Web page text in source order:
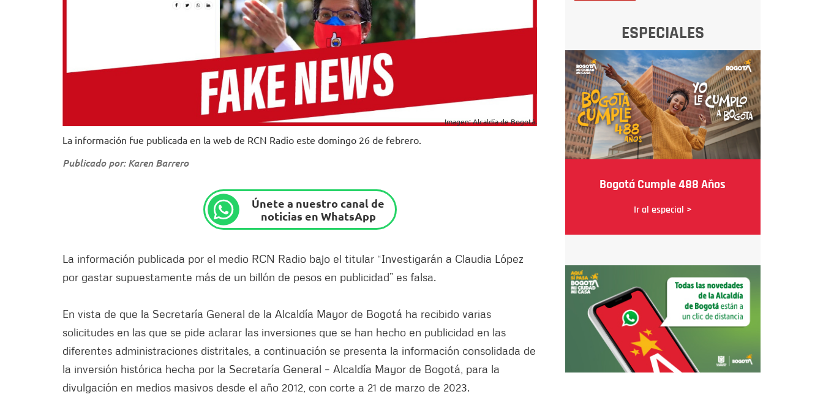
Imagen: Alcaldía de Bogotá.
La información fue publicada en la web de RCN Radio este domingo 26 de febrero.
Publicado por: Karen Barrero
Únete a nuestro canal de
noticias en WhatsApp
La información publicada por el medio RCN Radio bajo el titular “Investigarán a Claudia López
por gastar supuestamente más de un billón de pesos en publicidad” es falsa.
En vista de que la Secretaría General de la Alcaldía Mayor de Bogotá ha recibido varias
solicitudes en las que se pide aclarar las inversiones que se han hecho en publicidad en las
diferentes administraciones distritales, a continuación se presenta la información consolidada de
la inversión histórica hecha por la Secretaría General – Alcaldía Mayor de Bogotá, para la
divulgación en medios masivos desde el año 2012, con corte a 21 de marzo de 2023.
ESPECIALES
Bogotá Cumple 488 Años
Ir al especial >